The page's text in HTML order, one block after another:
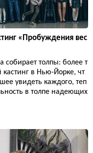
«Пробуждения вес
собирает толпы: более т
в Нью-Йорке, чт
увидеть каждого, теп
в толпе надеющих